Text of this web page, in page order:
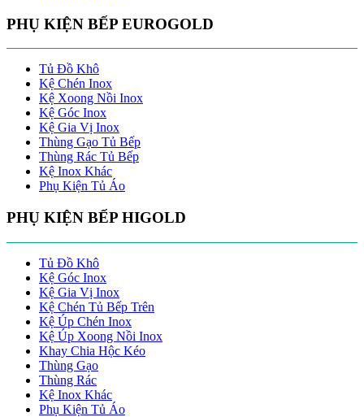
PHỤ KIỆN BẾP EUROGOLD
Tủ Đồ Khô
Kệ Chén Inox
Kệ Xoong Nồi Inox
Kệ Góc Inox
Kệ Gia Vị Inox
Thùng Gạo Tủ Bếp
Thùng Rác Tủ Bếp
Kệ Inox Khác
Phụ Kiện Tủ Áo
PHỤ KIỆN BẾP HIGOLD
Tủ Đồ Khô
Kệ Góc Inox
Kệ Gia Vị Inox
Kệ Chén Tủ Bếp Trên
Kệ Úp Chén Inox
Kệ Úp Xoong Nồi Inox
Khay Chia Hộc Kéo
Thùng Gạo
Thùng Rác
Kệ Inox Khác
Phụ Kiện Tủ Áo